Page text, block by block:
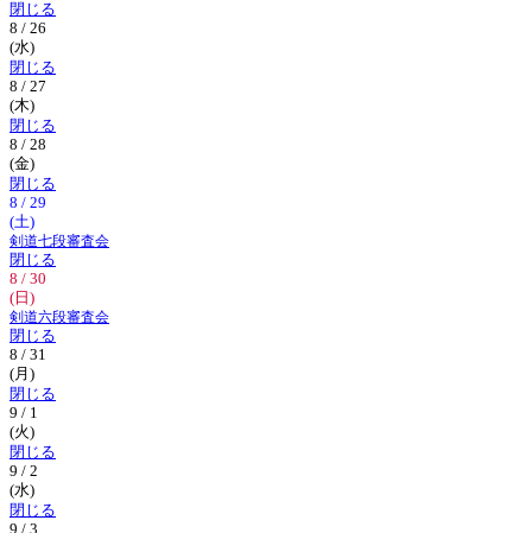
閉じる
8 / 26
(水)
閉じる
8 / 27
(木)
閉じる
8 / 28
(金)
閉じる
8 / 29
(土)
剣道七段審査会
閉じる
8 / 30
(日)
剣道六段審査会
閉じる
8 / 31
(月)
閉じる
9 / 1
(火)
閉じる
9 / 2
(水)
閉じる
9 / 3